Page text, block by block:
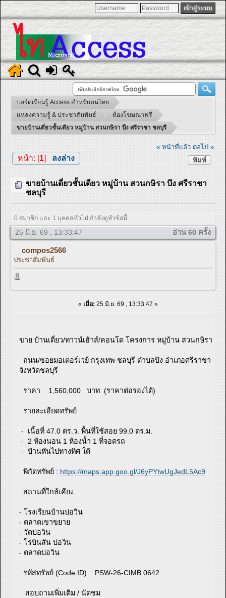
บอร์ดเรียนรู้ Access สำหรับคนไทย
แหล่งความรู้ & ประชาสัมพันธ์
ห้องโฆษณาฟรี
ขายบ้านเดี่ยวชั้นเดียว หมู่บ้าน สวนกษิรา บึง ศรีราชา ชลบุรี
« หน้าที่แล้ว ต่อไป »
พิมพ์
หน้า: [1] ลงล่าง
ขายบ้านเดี่ยวชั้นเดียว หมู่บ้าน สวนกษิรา บึง ศรีราชา
ชลบุรี
0 สมาชิก และ 1 บุคคลทั่วไป กำลังดูหัวข้อนี้
25 มิ.ย. 69 , 13:33:47 อ่าน 60 ครั้ง
compos2566
ประชาสัมพันธ์
« เมื่อ: 25 มิ.ย. 69 , 13:33:47 »
ขาย บ้านเดี่ยว/ทาวน์เฮ้าส์/คอนโด โครงการ หมู่บ้าน สวนกษิรา
ถนน/ซอยมอเตอร์เวย์ กรุงเทพ-ชลบุรี ตำบลบึง อำเภอศรีราชา
จังหวัดชลบุรี
ราคา 1,560,000 บาท (ราคาต่อรองได้)
รายละเอียดทรัพย์
- เนื้อที่ 47.0 ตร.ว. พื้นที่ใช้สอย 99.0 ตร.ม.
- 2 ห้องนอน 1 ห้องน้ำ 1 ที่จอดรถ
- บ้านหันไปทางทิศ ใต้
พิกัดทรัพย์ : https://maps.app.goo.gl/J6yPYtwUgJedL5Ac9
สถานที่ใกล้เคียง
- โรงเรียนบ้านบ่อวิน
- ตลาดเขาขยาย
- วัดบ่อวิน
- โรบินสัน บ่อวิน
- ตลาดบ่อวิน
รหัสทรัพย์ (Code ID) : PSW-26-CIMB 0642
สอบถามเพิ่มเติม / นัดชม